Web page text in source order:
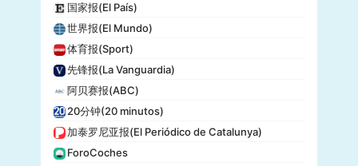
国家报(El País)
世界报(El Mundo)
体育报(Sport)
先锋报(La Vanguardia)
阿贝赛报(ABC)
20分钟(20 minutos)
加泰罗尼亚报(El Periódico de Catalunya)
ForoCoches